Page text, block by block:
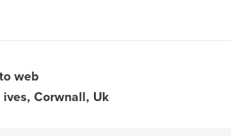
web
ives, Corwnall, Uk